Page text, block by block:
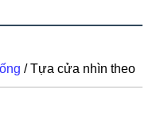
/Tựa cửa nhìn theo